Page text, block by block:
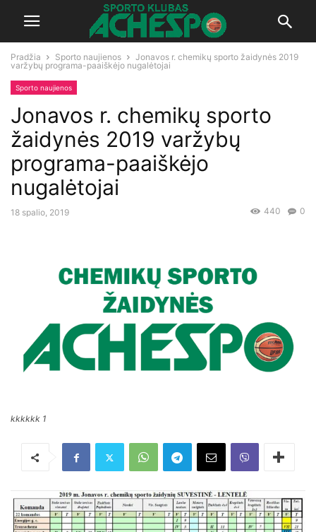
Pradžia Sporto naujienos
Jonavos r. chemikų sporto žaidynės 2019
varžybų programa-paaiškėjo nugalėtojai
Sporto naujienos
Jonavos r. chemikų sporto
žaidynės 2019 varžybų
programa-paaiškėjo
nugalėtojai
18 spalio, 2019 0
440
kkkkkk 1